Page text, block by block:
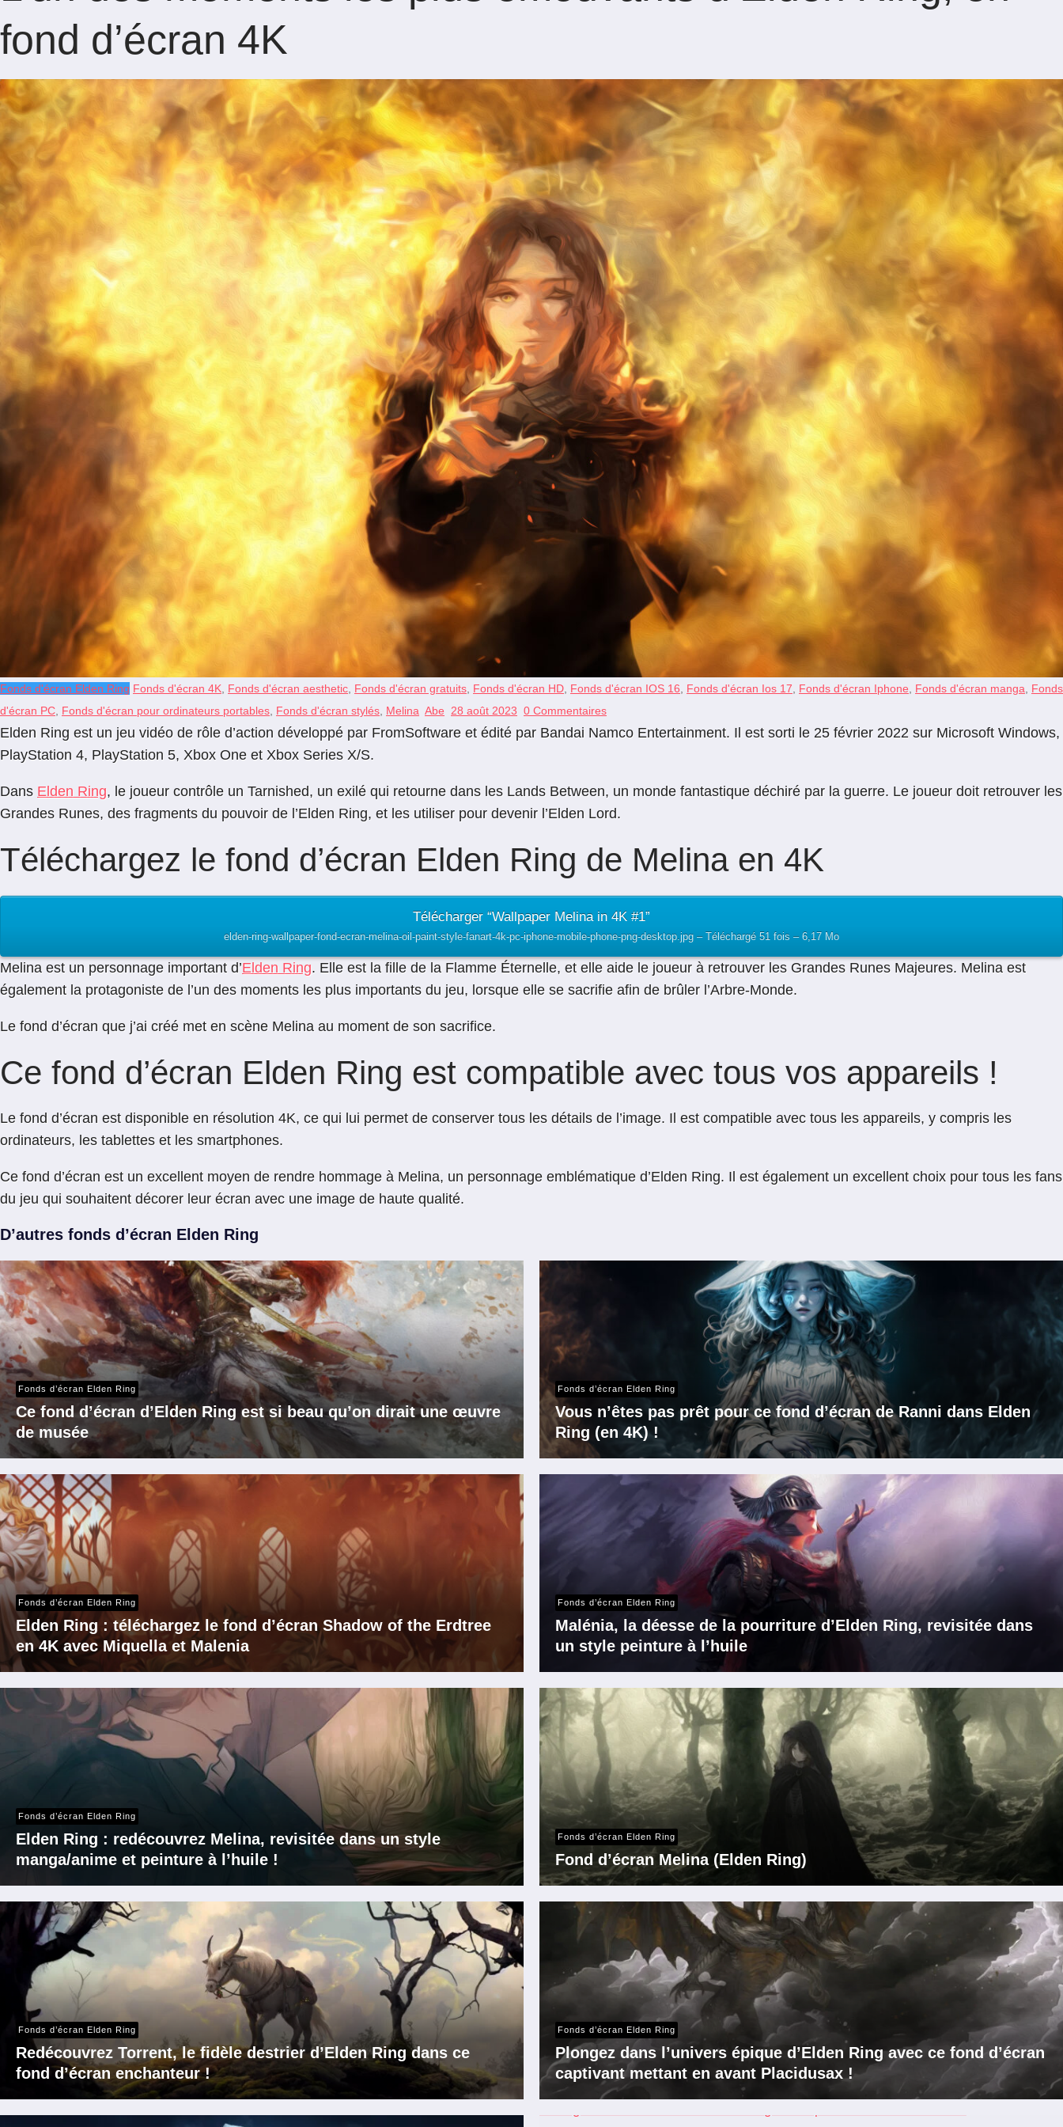
fond d’écran 4K
Fonds d'écran Elden Ring Fonds d'écran 4K Fonds d'écran aesthetic Fonds d'écran gratuits Fonds d'écran HD Fonds d'écran IOS 16 Fonds d'écran Ios 17 Fonds d'écran Iphone Fonds d'écran manga
Fonds
d'écran PC Fonds d'écran pour ordinateurs portables Fonds d'écran stylés Melina Abe 28 août 2023 0 Commentaires
Elden Ring est un jeu vidéo de rôle d’action développé par FromSoftware et édité par Bandai Namco Entertainment. Il est sorti le 25 février 2022 sur Microsoft Windows,
PlayStation 4, PlayStation 5, Xbox One et Xbox Series X/S.
Dans Elden Ring, le joueur contrôle un Tarnished, un exilé qui retourne dans les Lands Between, un monde fantastique déchiré par la guerre. Le joueur doit retrouver les
Grandes Runes, des fragments du pouvoir de l’Elden Ring, et les utiliser pour devenir l’Elden Lord.
Téléchargez le fond d’écran Elden Ring de Melina en 4K
Télécharger “Wallpaper Melina in 4K #1”
elden-ring-wallpaper-fond-ecran-melina-oil-paint-style-fanart-4k-pc-iphone-mobile-phone-png-desktop.jpg – Téléchargé 51 fois – 6,17 Mo
Melina est un personnage important d’Elden Ring. Elle est la fille de la Flamme Éternelle, et elle aide le joueur à retrouver les Grandes Runes Majeures. Melina est
également la protagoniste de l’un des moments les plus importants du jeu, lorsque elle se sacrifie afin de brûler l’Arbre-Monde.
Le fond d’écran que j’ai créé met en scène Melina au moment de son sacrifice.
Ce fond d’écran Elden Ring est compatible avec tous vos appareils !
Le fond d’écran est disponible en résolution 4K, ce qui lui permet de conserver tous les détails de l’image. Il est compatible avec tous les appareils, y compris les
ordinateurs, les tablettes et les smartphones.
Ce fond d’écran est un excellent moyen de rendre hommage à Melina, un personnage emblématique d’Elden Ring. Il est également un excellent choix pour tous les fans
du jeu qui souhaitent décorer leur écran avec une image de haute qualité.
D’autres fonds d’écran Elden Ring
Fonds d’écran Elden Ring
Ce fond d’écran d’Elden Ring est si beau qu’on dirait une œuvre
de musée
Fonds d’écran Elden Ring
Vous n’êtes pas prêt pour ce fond d’écran de Ranni dans Elden
Ring (en 4K) !
Fonds d’écran Elden Ring
Elden Ring : téléchargez le fond d’écran Shadow of the Erdtree
en 4K avec Miquella et Malenia
Fonds d’écran Elden Ring
Malénia, la déesse de la pourriture d’Elden Ring, revisitée dans
un style peinture à l’huile
Fonds d’écran Elden Ring
Elden Ring : redécouvrez Melina, revisitée dans un style
manga/anime et peinture à l’huile !
Fonds d’écran Elden Ring
Fond d’écran Melina (Elden Ring)
Fonds d’écran Elden Ring
Redécouvrez Torrent, le fidèle destrier d’Elden Ring dans ce
fond d’écran enchanteur !
Fonds d’écran Elden Ring
Plongez dans l’univers épique d’Elden Ring avec ce fond d’écran
captivant mettant en avant Placidusax !